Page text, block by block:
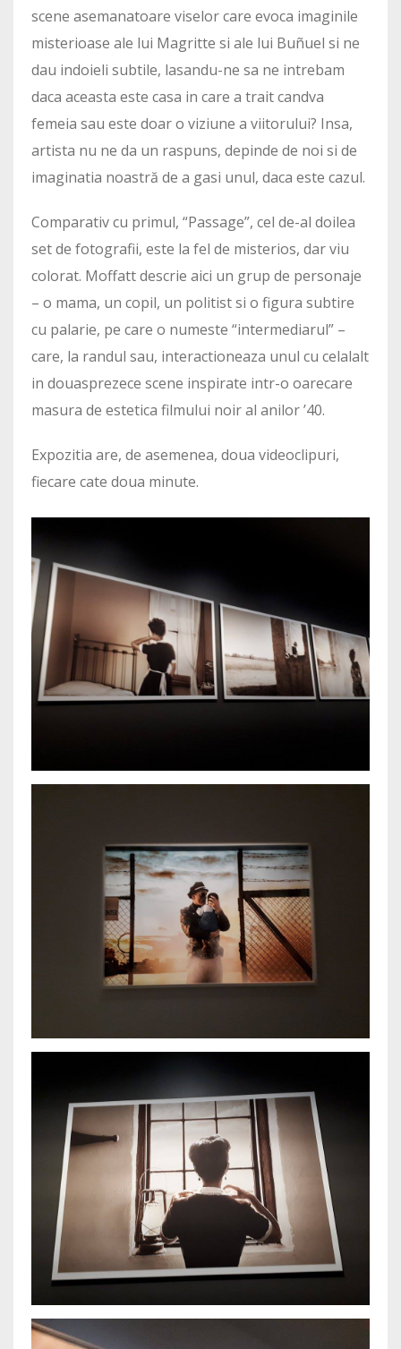
scene asemanatoare viselor care evoca imaginile
misterioase ale lui Magritte si ale lui Buñuel si ne
dau indoieli subtile, lasandu-ne sa ne intrebam
daca aceasta este casa in care a trait candva
femeia sau este doar o viziune a viitorului? Insa,
artista nu ne da un raspuns, depinde de noi si de
imaginatia noastră de a gasi unul, daca este cazul.
Comparativ cu primul, “Passage”, cel de-al doilea
set de fotografii, este la fel de misterios, dar viu
colorat. Moffatt descrie aici un grup de personaje
– o mama, un copil, un politist si o figura subtire
cu palarie, pe care o numeste “intermediarul” –
care, la randul sau, interactioneaza unul cu celalalt
in douasprezece scene inspirate intr-o oarecare
masura de estetica filmului noir al anilor ’40.
Expozitia are, de asemenea, doua videoclipuri,
fiecare cate doua minute.